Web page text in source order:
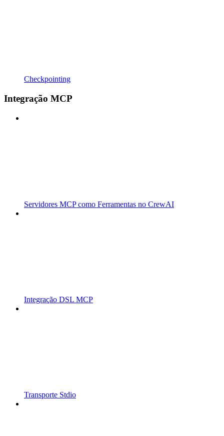
Checkpointing
Integração MCP
Servidores MCP como Ferramentas no CrewAI
Integração DSL MCP
Transporte Stdio